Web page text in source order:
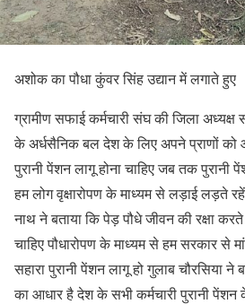
अशोक का पौधा कुंवर सिंह उद्यान में लगाते हुए
ग्रामीण सफाई कर्मचारी संघ की जिला अध्यक्ष
के अर्धसैनिक बल देश के लिए अपने प्राणों को
पुरानी पेंशन लागू होना चाहिए जब तक पुरानी
हम लोग वृक्षारोपण के माध्यम से लड़ाई लड़ते
नाथ ने बताया कि पेड़ पौधे जीवन की रक्षा
चाहिए पौधारोपण के माध्यम से हम सरकार से
सहारा पुरानी पेंशन लागू हो गुलाब चौरसिया ने
का आधार है देश के सभी कर्मचारी पुरानी